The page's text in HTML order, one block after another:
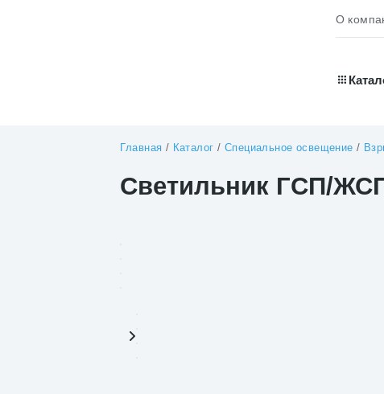
О
Главная / Каталог / Специальное освещение /
Светильник ГСП/